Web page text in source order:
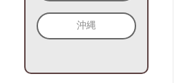
沖縄